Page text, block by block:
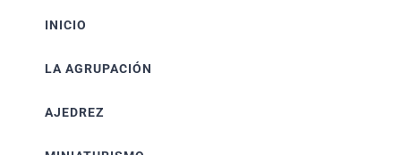
INICIO
LA AGRUPACIÓN
AJEDREZ